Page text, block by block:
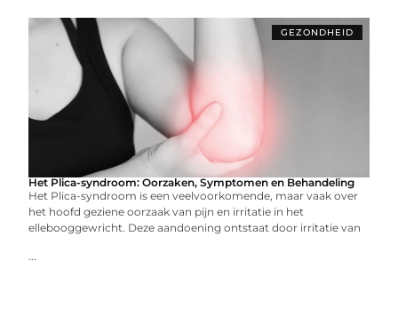
GEZONDHEID
Het Plica-syndroom: Oorzaken, Symptomen en Behandeling
Het Plica-syndroom is een veelvoorkomende, maar vaak over
het hoofd geziene oorzaak van pijn en irritatie in het
ellebooggewricht. Deze aandoening ontstaat door irritatie van
...